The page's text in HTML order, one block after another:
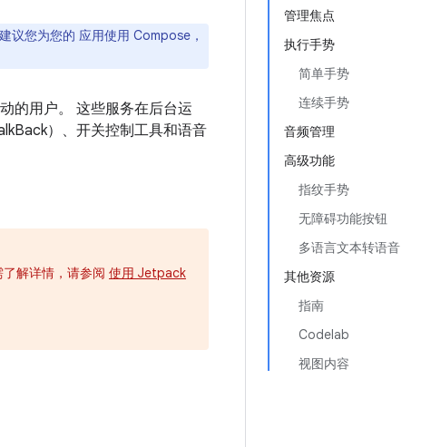
管理焦点
执行手势
简单手势
连续手势
音频管理
高级功能
指纹手势
无障碍功能按钮
多语言文本转语音
其他资源
指南
Codelab
视图内容
议您为您的 应用使用 Compose，
的用户。 这些服务在后台运
）、开关控制工具和语音
解详情，请参阅 使用 Jetpack